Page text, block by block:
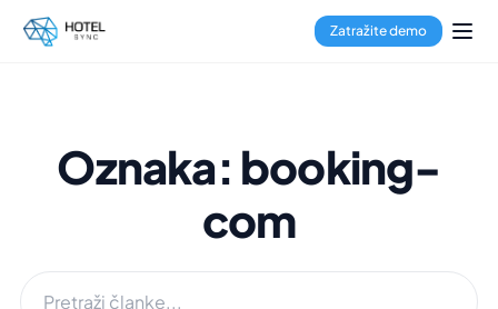
Zatražite demo
Oznaka: booking-
com